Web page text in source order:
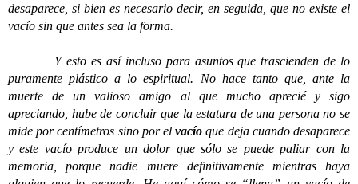
desaparece, si bien es necesario decir, en seguida, que no existe el
vacío sin que antes sea la forma.
Y esto es así incluso para asuntos que trascienden de lo
puramente plástico a lo espiritual. No hace tanto que, ante la
muerte de un valioso amigo al que mucho aprecié y sigo
apreciando, hube de concluir que la estatura de una persona no se
mide por centímetros sino por elvacío que deja cuando desaparece
y este vacío produce un dolor que sólo se puede paliar con la
memoria, porque nadie muere definitivamente mientras haya